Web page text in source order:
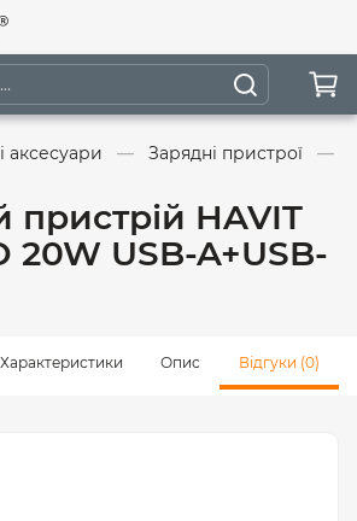
аксесуари Зарядні пристрої
пристрій HAVIT
20W USB-A+USB-
Характеристики Опис Відгуки (0)